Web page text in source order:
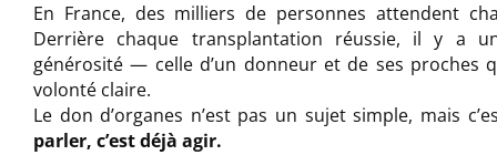
En France, des milliers de personnes attendent
Derrière chaque transplantation réussie, il y a
générosité — celle d’un donneur et de ses proches
volonté claire.
Le don d’organes n’est pas un sujet simple, mais
parler, c’est déjà agir.